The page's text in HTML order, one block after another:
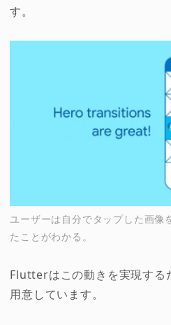
す。
ユーザーは自分でタップした画像
たことがわかる。
Flutterはこの動きを実現す
用意しています。